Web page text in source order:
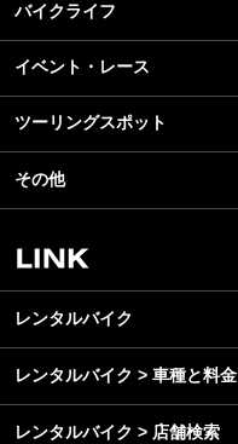
New Model Show
モデル情報
カスタマイズパーツ
テクノロジー
名車・旧車
ビジネス
バイクライフ
アプリ
ライディングギア
ツーリング
アウトドア
レンタルバイク
イベント・レース
モータースポーツ
イベント
スクール・レッスン
ツーリングスポット
その他
レンタルバイク
レンタルバイク > 車種と料金
レンタルバイク > 店舗検索